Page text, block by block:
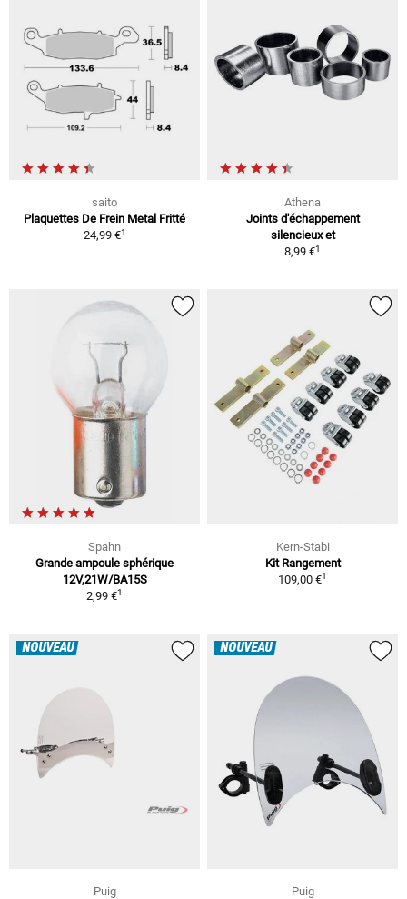
saito
Plaquettes De Frein Metal Fritté
24,99 €1
Athena
Joints d'échappement
silencieux et
8,99 €1
Spahn
Grande ampoule sphérique
12V,21W/BA15S
2,99 €1
Kern-Stabi
Kit Rangement
109,00 €1
NOUVEAU
Puig
NOUVEAU
Puig